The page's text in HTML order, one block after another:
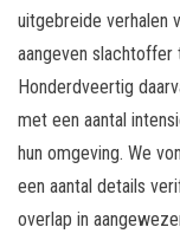
uitgebreide verhalen
aangeven slachtoffer
Honderdveertig
met een aantal
hun omgeving. We
een aantal details
overlap in